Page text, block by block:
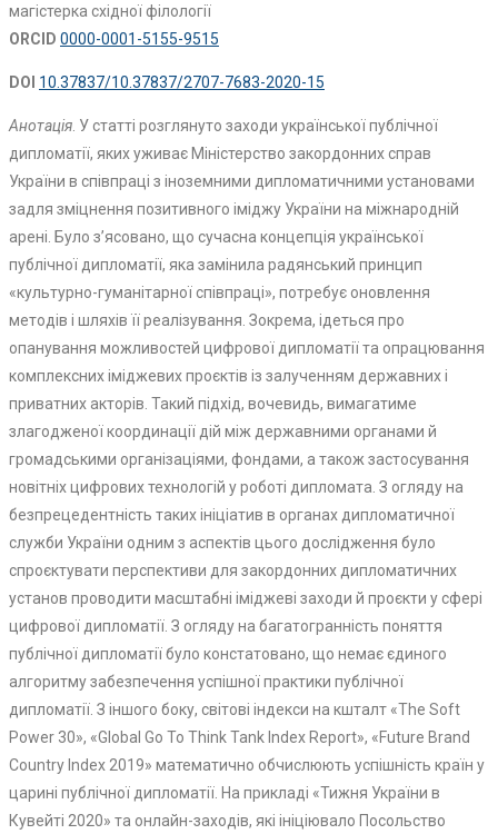
магістерка східної філології
ORCID 0000-0001-5155-9515
DOI 10.37837/10.37837/2707-7683-2020-15
Анотація . У статті розглянуто заходи української публічної
дипломатії, яких уживає Міністерство закордонних справ
України в співпраці з іноземними дипломатичними установами
задля зміцнення позитивного іміджу України на міжнародній
арені. Було з’ясовано, що сучасна концепція української
публічної дипломатії, яка замінила радянський принцип
«культурно-гуманітарної співпраці», потребує оновлення
методів і шляхів її реалізування. Зокрема, ідеться про
опанування можливостей цифрової дипломатії та опрацювання
комплексних іміджевих проєктів із залученням державних і
приватних акторів. Такий підхід, вочевидь, вимагатиме
злагодженої координації дій між державними органами й
громадськими організаціями, фондами, а також застосування
новітніх цифрових технологій у роботі дипломата. З огляду на
безпрецедентність таких ініціатив в органах дипломатичної
служби України одним з аспектів цього дослідження було
спроєктувати перспективи для закордонних дипломатичних
установ проводити масштабні іміджеві заходи й проєкти у сфері
цифрової дипломатії. З огляду на багатогранність поняття
публічної дипломатії було констатовано, що немає єдиного
алгоритму забезпечення успішної практики публічної
дипломатії. З іншого боку, світові індекси на кшталт «The Soft
Power 30», «Global Go To Think Tank Index Report», «Future Brand
Country Index 2019» математично обчислюють успішність країн у
царині публічної дипломатії. На прикладі «Тижня України в
Кувейті 2020» та онлайн-заходів, які ініціювало Посольство